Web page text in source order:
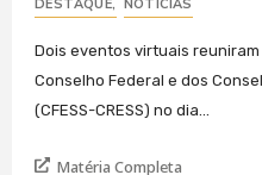
DESTAQUE, NOTÍCIAS
Dois eventos virtuais
Conselho Federal e dos
(CFESS-CRESS) no dia...
Matéria Completa